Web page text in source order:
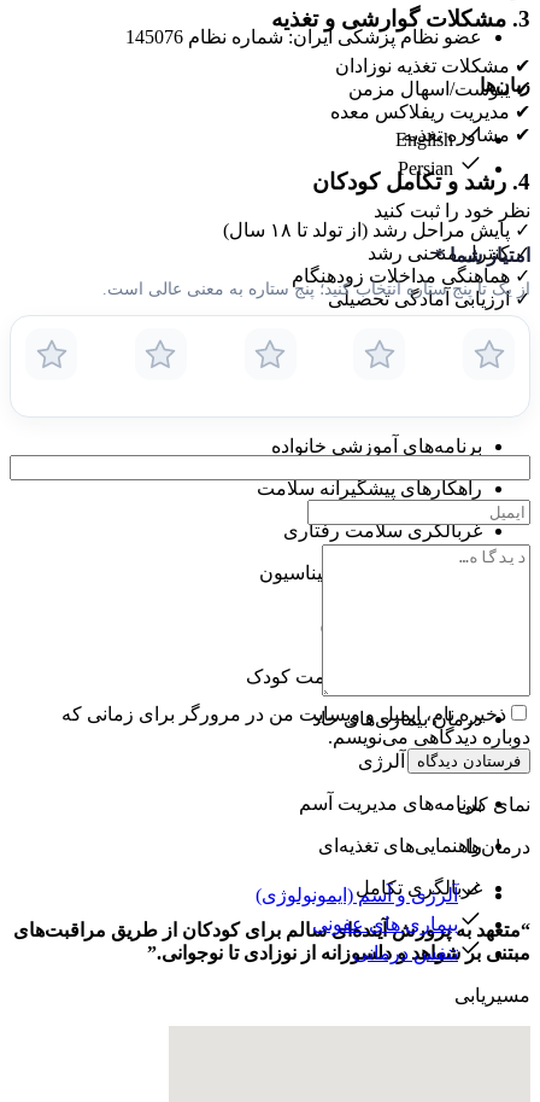
3. مشکلات گوارشی و تغذیه
✔ مشکلات تغذیه نوزادان
✔ یبوست/اسهال مزمن
✔ مدیریت ریفلاکس معده
✔ مشاوره تغذیه
4. رشد و تکامل کودکان
✓ پایش مراحل رشد (از تولد تا ۱۸ سال)
✓ کنترل منحنی رشد
✓ هماهنگی مداخلات زودهنگام
✓ ارزیابی آمادگی تحصیلی
رویکرد بیمارمحور
برنامه‌های آموزشی خانواده
راهکارهای پیشگیرانه سلامت
غربالگری سلامت رفتاری
مدیریت برنامه واکسیناسیون
خدمات ارائه شده
معاینات دوره‌ای سلامت کودک
درمان بیماری‌های حاد
تست‌های آلرژی
برنامه‌های مدیریت آسم
راهنمایی‌های تغذیه‌ای
غربالگری تکامل
“متعهد به پرورش آینده‌ای سالم برای کودکان از طریق مراقبت‌های
مبتنی بر شواهد و دلسوزانه از نوزادی تا نوجوانی.”
عضو نظام پزشکی ایران: شماره نظام 145076
زبان‌ها
English
نظر خود را ثبت کنید
امتیاز شما*
از یک تا پنج ستاره انتخاب کنید؛ پنج ستاره به معنی عالی است.
ذخیره نام، ایمیل و وبسایت من در مرورگر برای زمانی که
دوباره دیدگاهی می‌نویسم.
فرستادن دیدگاه
نمای کلی
درمان‌ها
آلرژی و آسم (ایمونولوژی)
بیماری های عفونی
تنفس درمانی
مسیریابی